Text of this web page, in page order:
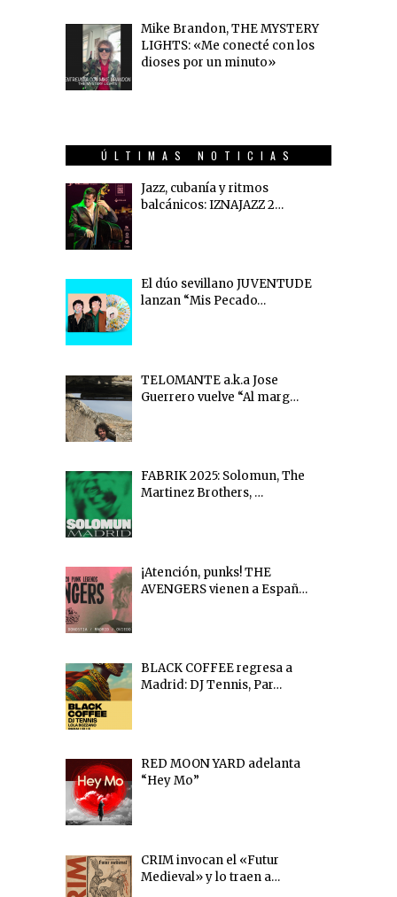
Mike Brandon, THE MYSTERY
LIGHTS: «Me conecté con los
dioses por un minuto»
ÚLTIMAS NOTICIAS
Jazz, cubanía y ritmos
balcánicos: IZNAJAZZ 2…
El dúo sevillano JUVENTUDE
lanzan “Mis Pecado…
TELOMANTE a.k.a Jose
Guerrero vuelve “Al marg…
FABRIK 2025: Solomun, The
Martinez Brothers, …
¡Atención, punks! THE
AVENGERS vienen a Españ…
BLACK COFFEE regresa a
Madrid: DJ Tennis, Par…
RED MOON YARD adelanta
“Hey Mo”
CRIM invocan el «Futur
Medieval» y lo traen a…